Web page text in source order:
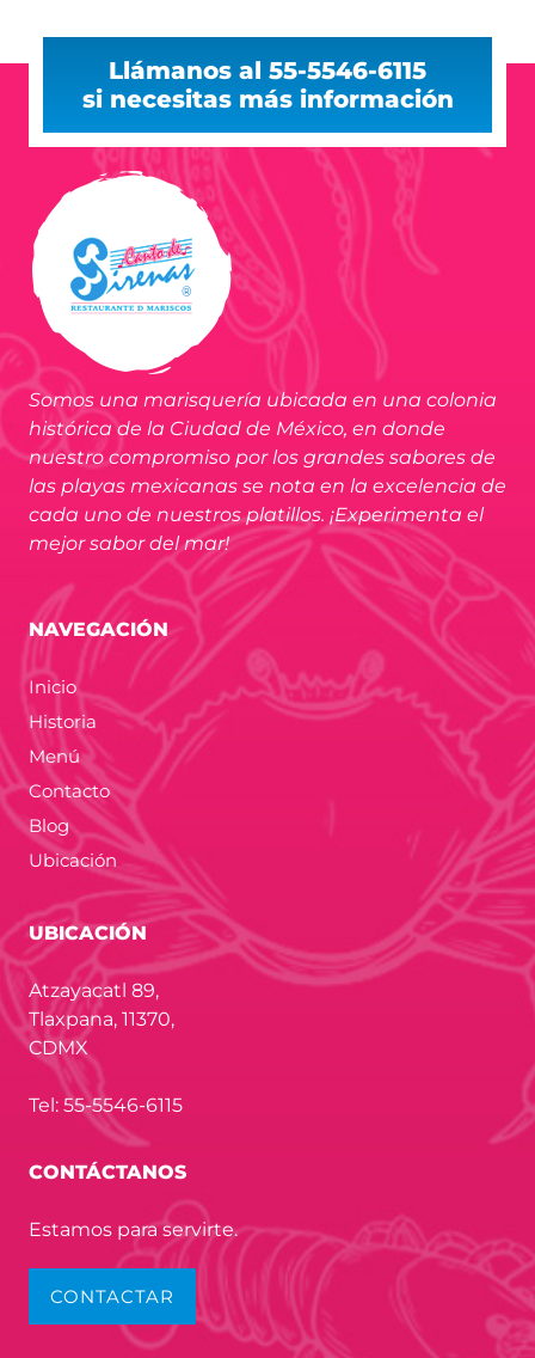
Llámanos al 55-5546-6115
si necesitas más información
Somos una marisquería ubicada en una colonia
histórica de la Ciudad de México, en donde
nuestro compromiso por los grandes sabores de
las playas mexicanas se nota en la excelencia de
cada uno de nuestros platillos. ¡Experimenta el
mejor sabor del mar!
NAVEGACIÓN
Inicio
Historia
Menú
Contacto
Blog
Ubicación
UBICACIÓN
Atzayacatl 89,
Tlaxpana, 11370,
CDMX
Tel: 55-5546-6115
CONTÁCTANOS
Estamos para servirte.
CONTACTAR